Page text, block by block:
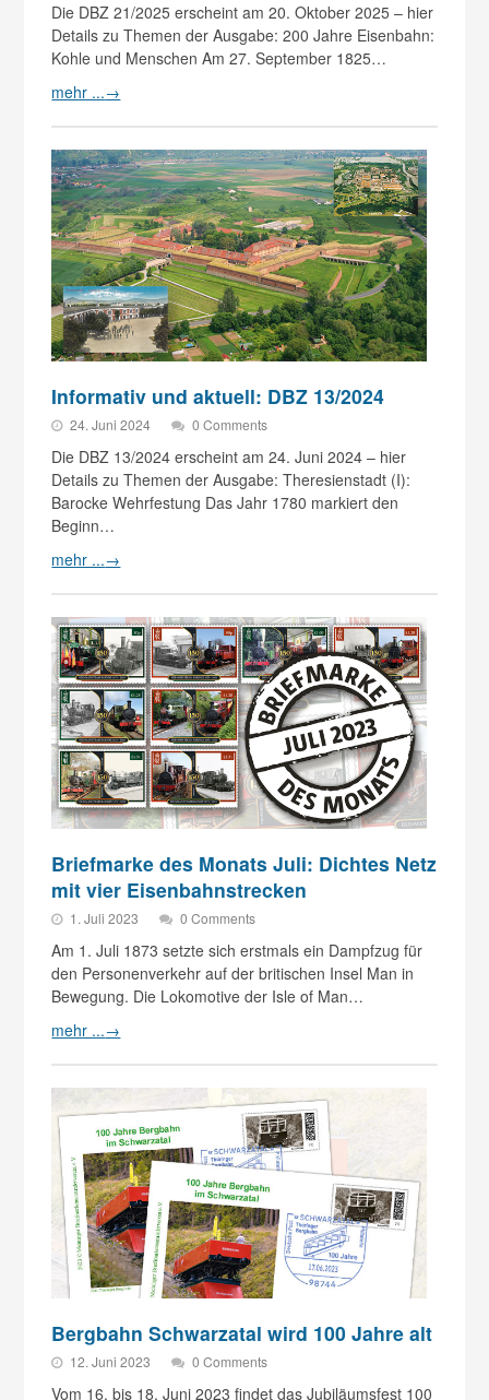
Die DBZ 21/2025 erscheint am 20. Oktober 2025 – hier
Details zu Themen der Ausgabe: 200 Jahre Eisenbahn:
Kohle und Menschen Am 27. September 1825…
mehr ...→
Informativ und aktuell: DBZ 13/2024
24. Juni 2024 0 Comments
Die DBZ 13/2024 erscheint am 24. Juni 2024 – hier
Details zu Themen der Ausgabe: Theresienstadt (I):
Barocke Wehrfestung Das Jahr 1780 markiert den
Beginn…
mehr ...→
Briefmarke des Monats Juli: Dichtes Netz
mit vier Eisenbahnstrecken
1. Juli 2023 0 Comments
Am 1. Juli 1873 setzte sich erstmals ein Dampfzug für
den Personenverkehr auf der britischen Insel Man in
Bewegung. Die Lokomotive der Isle of Man…
mehr ...→
Bergbahn Schwarzatal wird 100 Jahre alt
12. Juni 2023 0 Comments
Vom 16. bis 18. Juni 2023 findet das Jubiläumsfest 100